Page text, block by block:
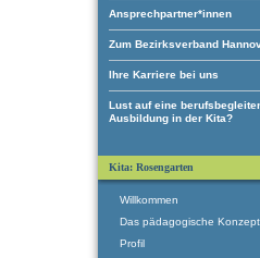
Ansprechpartner*innen
Zum Bezirksverband
Ihre Karriere bei uns
Lust auf eine
Ausbildung in der Kita?
Kita: Rosengarten
Willkommen
Das pädagogische Konzept
Profil